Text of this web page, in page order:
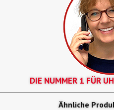
DIE NUMMER 1 FÜR
Ähnliche